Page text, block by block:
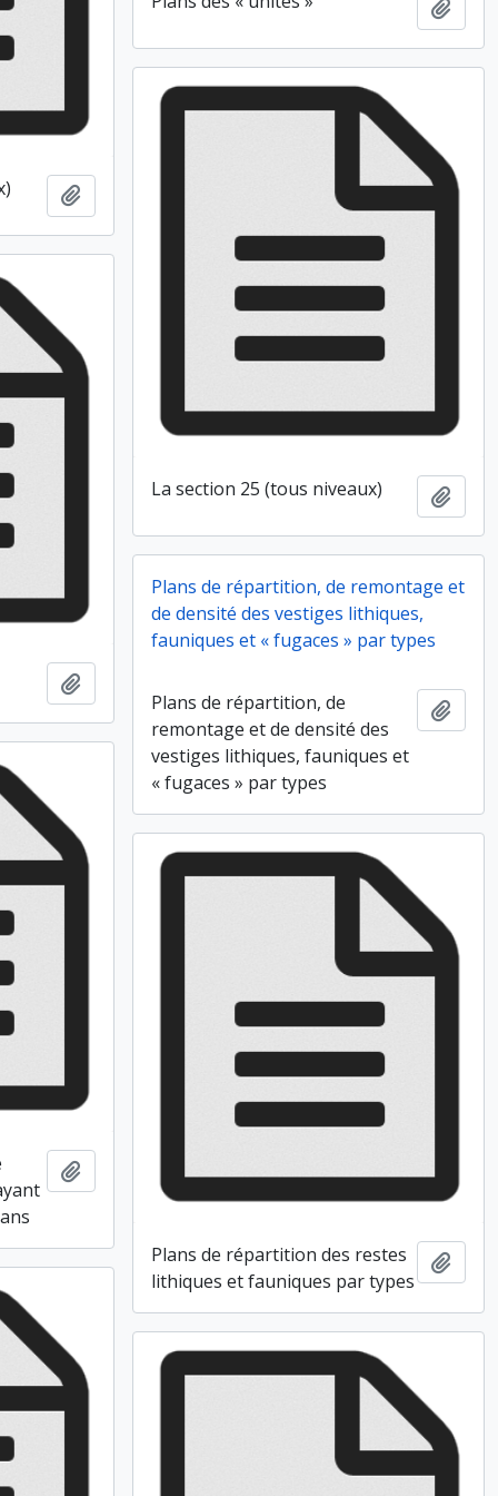
Ajouter au presse-papier
La section 25 (tous niveaux)
Ajouter au presse-papier
Plans de répartition, de remontage et
de densité des vestiges lithiques,
fauniques et « fugaces » par types
Plans de répartition, de
remontage et de densité des
vestiges lithiques, fauniques et
« fugaces » par types
Ajouter au presse-papier
Plans de répartition des restes
lithiques et fauniques par types